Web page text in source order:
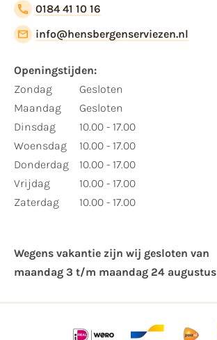
0184 41 10 16
info@hensbergenserviezen.nl
Openingstijden:
Zondag
Maandag
Dinsdag
Woensdag
Donderdag
Vrijdag
Zaterdag
Gesloten
Gesloten
10.00 - 17.00
10.00 - 17.00
10.00 - 17.00
10.00 - 17.00
10.00 - 17.00
Wegens vakantie zijn wij gesloten van ​
maandag 3 t/m maandag 24 augustus